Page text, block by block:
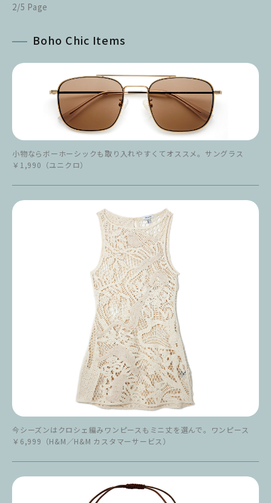
2/5 Page
Boho Chic Items
小物ならボーホーシックも取り入れやすくてオススメ。サングラス
￥1,990（ユニクロ）
今シーズンはクロシェ編みワンピースもミニ丈を選んで。ワンピース
￥6,999（H&M／H&M カスタマーサービス）